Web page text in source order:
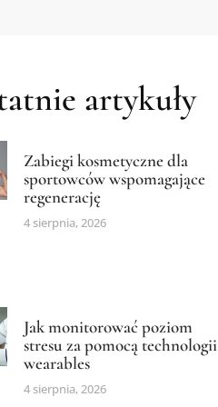
artykuły
Zabiegi kosmetyczne dla
sportowców wspomagające
regenerację
4 sierpnia, 2026
Jak monitorować poziom
stresu za pomocą technologii
wearables
4 sierpnia, 2026